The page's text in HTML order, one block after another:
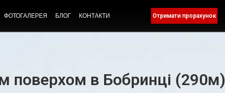
ФОТОГАЛЕРЕЯ БЛОГ КОНТАКТИ Отримати прорахунок
поверхом в Бобринці (290м)